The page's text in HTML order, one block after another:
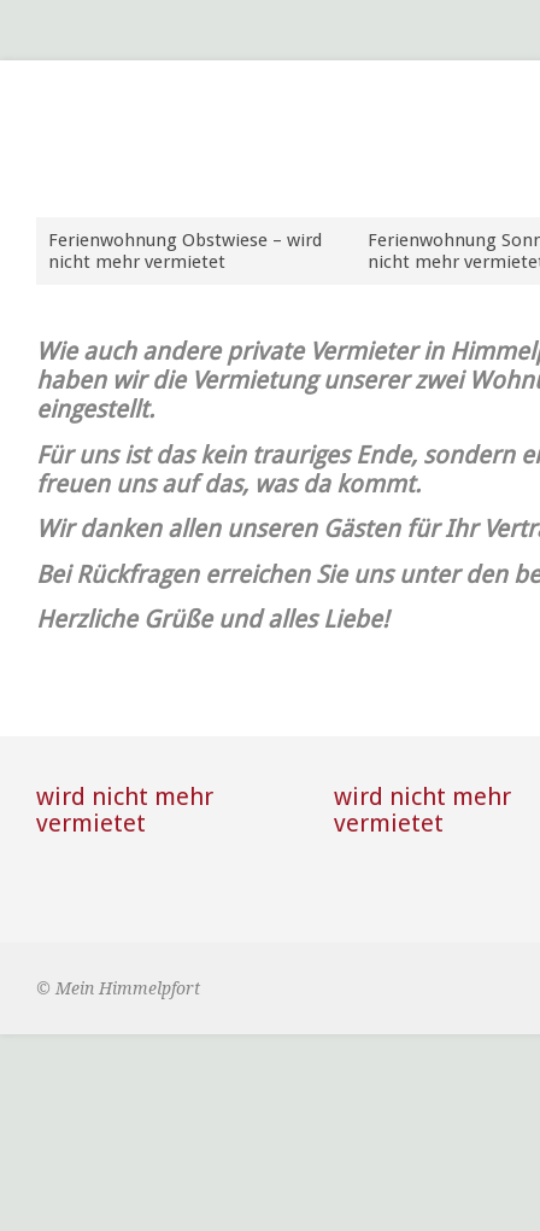
Ferienwohnung Obstwiese – wird
nicht mehr vermietet
Ferienwohnung
nicht mehr
Wie auch andere private Vermieter in
haben wir die Vermietung unserer zwei
eingestellt.
Für uns ist das kein trauriges Ende, sondern
freuen uns auf das, was da kommt.
Wir danken allen unseren Gästen für Ihr
Bei Rückfragen erreichen Sie uns unter den
Herzliche Grüße und alles Liebe!
wird nicht mehr
vermietet
wird nicht mehr
vermietet
© Mein Himmelpfort